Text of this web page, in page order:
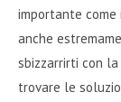
importante come
anche
sbizzarrirti con
trovare le